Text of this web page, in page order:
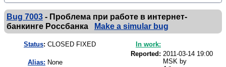
Bug 7003 - Проблема при работе в интернет-
банкинге Россбанка
Make a simular bug
Status: CLOSED FIXED
Alias: None
In work:
Reported: 2011-03-14 19:00
MSK by